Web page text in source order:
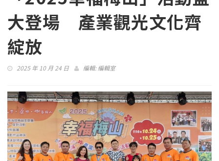
大登場 產業觀光文化齊
綻放
2025 年 10 月 24 日 編輯:編輯室